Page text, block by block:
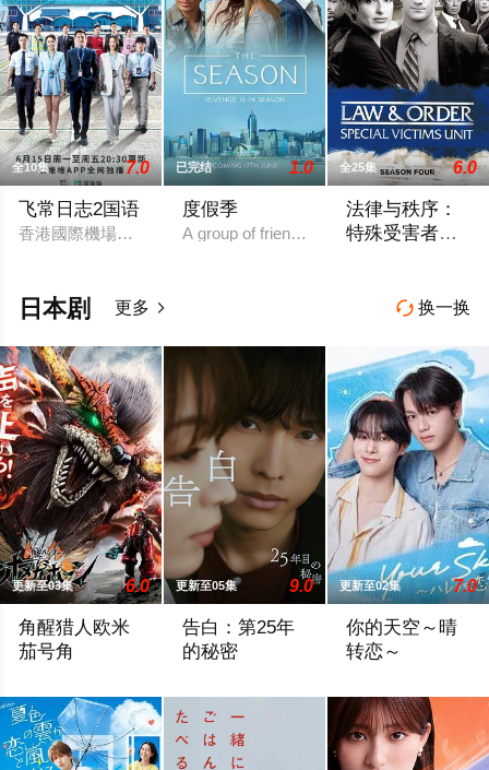
全10集 7.0
飞常日志2国语
香港國際機場繁忙運轉，突遇全球系統故障而出現混亂，客運
已完结 1.0
度假季
A group of friends in Hong Kong's elite
全25集 6.0
法律与秩序：
特殊受害者第
 换一换
日本剧 更多 
更新至03集 6.0
角醒猎人欧米
茄号角
更新至05集 9.0
告白：第25年
的秘密
更新至02集 7.0
你的天空～晴
转恋～